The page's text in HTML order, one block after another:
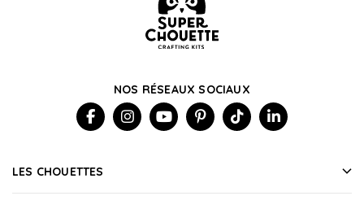
NOS RÉSEAUX SOCIAUX
LES CHOUETTES